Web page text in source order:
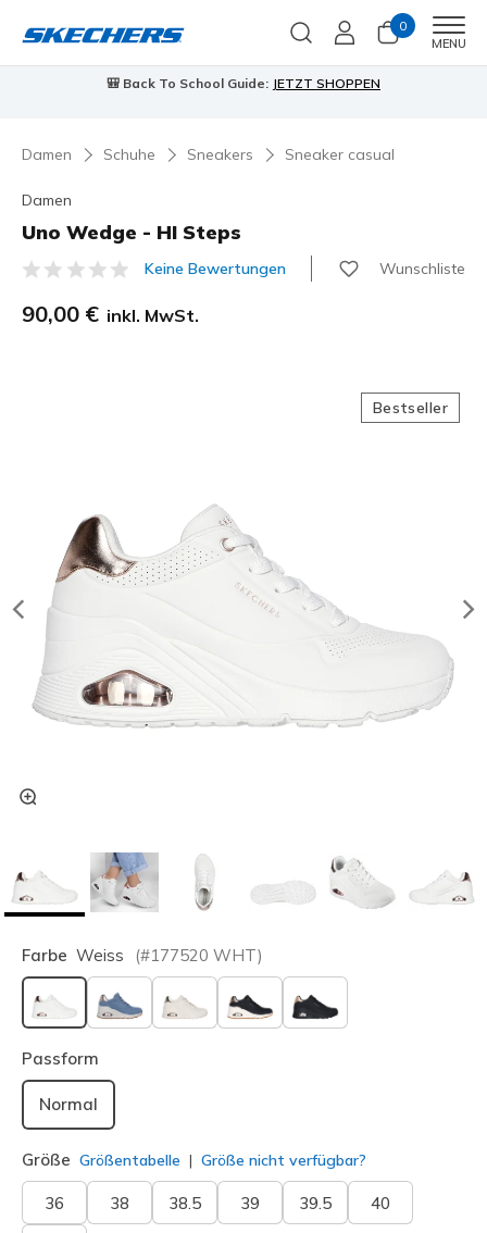
0
MENU
🎒 Back To School Guide: JETZT SHOPPEN
Damen Schuhe Sneakers Sneaker casual
Damen
Uno Wedge - HI Steps
4,1 von 5 Kundenbewertungen
Keine Bewertungen Wunschliste
90,00 € inkl. MwSt.
Bestseller
Farbe Weiss (#177520 WHT)
ausgewählt
Passform
Normal
Größe Größentabelle Größe nicht verfügbar?
36 38 38.5 39 39.5 40